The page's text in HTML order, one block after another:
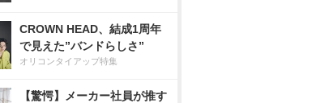
CROWN HEAD、結成1周年
で見えた”バンドらしさ”
オリコンタイアップ特集
【驚愕】メーカー社員が推す